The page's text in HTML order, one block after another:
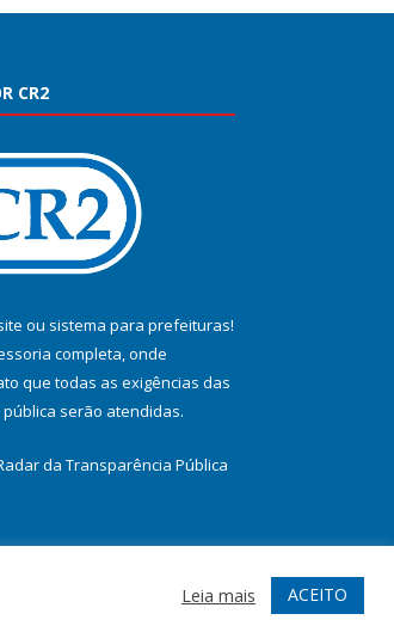
CR2
ou sistema para prefeituras!
completa, onde
que todas as exigências das
serão atendidas.
da Transparência Pública
Acessar Webmail
Leia mais ACEITO